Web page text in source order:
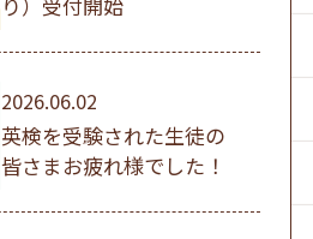
2026.06.02
英検を受験された生徒の
皆さまお疲れ様でした！